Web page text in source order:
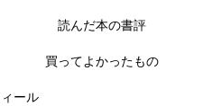
読んだ本の書評
買ってよかったもの
ール